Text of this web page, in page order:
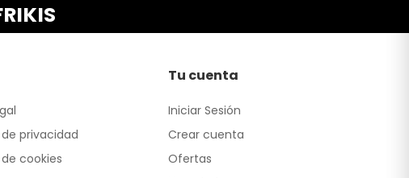
privacidad
cookies
Tu cuenta
Iniciar Sesión
Crear cuenta
Ofertas